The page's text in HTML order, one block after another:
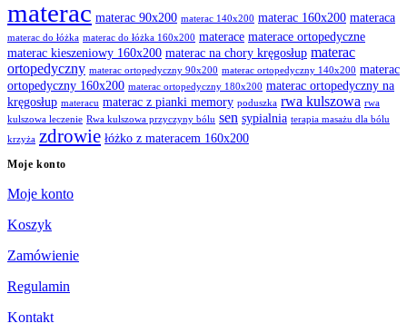
materac materac 90x200 materac 140x200 materac 160x200 materaca
materac do łóżka materac do łóżka 160x200 materace materace ortopedyczne
materac kieszeniowy 160x200 materac na chory kręgosłup materac
ortopedyczny materac ortopedyczny 90x200 materac ortopedyczny 140x200 materac
ortopedyczny 160x200 materac ortopedyczny 180x200 materac ortopedyczny na
kręgosłup materacu materac z pianki memory poduszka rwa kulszowa rwa
kulszowa leczenie Rwa kulszowa przyczyny bólu sen sypialnia terapia masażu dla bólu
krzyża zdrowie łóżko z materacem 160x200
Moje konto
Moje konto
Koszyk
Zamówienie
Regulamin
Kontakt